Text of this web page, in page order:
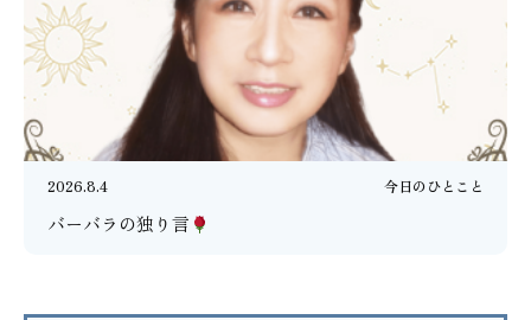
2026.8.4 今日のひとこと
バーバラの独り言